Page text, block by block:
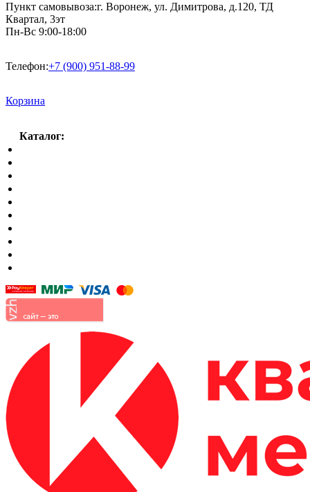
Пункт самовывоза:г. Воронеж, ул. Димитрова, д.120, ТД
Квартал, 3эт
Пн-Вс 9:00-18:00
Телефон:+7 (900) 951-88-99
Корзина
Каталог: